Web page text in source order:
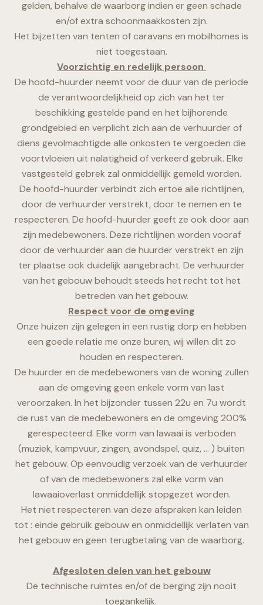
gelden, behalve de waarborg indien er geen schade
en/of extra schoonmaakkosten zijn.
Het bijzetten van tenten of caravans en mobilhomes is
niet toegestaan.
Voorzichtig en redelijk persoon
De hoofd-huurder neemt voor de duur van de periode
de verantwoordelijkheid op zich van het ter
beschikking gestelde pand en het bijhorende
grondgebied en verplicht zich aan de verhuurder of
diens gevolmachtigde alle onkosten te vergoeden die
voortvloeien uit nalatigheid of verkeerd gebruik. Elke
vastgesteld gebrek zal onmiddellijk gemeld worden.
De hoofd-huurder verbindt zich ertoe alle richtlijnen,
door de verhuurder verstrekt, door te nemen en te
respecteren. De hoofd-huurder geeft ze ook door aan
zijn medebewoners. Deze richtlijnen worden vooraf
door de verhuurder aan de huurder verstrekt en zijn
ter plaatse ook duidelijk aangebracht. De verhuurder
van het gebouw behoudt steeds het recht tot het
betreden van het gebouw.
Respect voor de omgeving
Onze huizen zijn gelegen in een rustig dorp en hebben
een goede relatie me onze buren, wij willen dit zo
houden en respecteren.
De huurder en de medebewoners van de woning zullen
aan de omgeving geen enkele vorm van last
veroorzaken. In het bijzonder tussen 22u en 7u wordt
de rust van de medebewoners en de omgeving 200%
gerespecteerd. Elke vorm van lawaai is verboden
(muziek, kampvuur, zingen, avondspel, quiz, … ) buiten
het gebouw. Op eenvoudig verzoek van de verhuurder
of van de medebewoners zal elke vorm van
lawaaioverlast onmiddellijk stopgezet worden.
Het niet respecteren van deze afspraken kan leiden
tot : einde gebruik gebouw en onmiddellijk verlaten van
het gebouw en geen terugbetaling van de waarborg.
Afgesloten delen van het gebouw
De technische ruimtes en/of de berging zijn nooit
toegankelijk.